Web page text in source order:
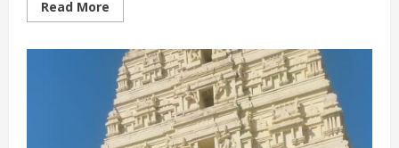
Read More
more
seva,
Nandheeswara
puuja
paroksha
seva
in
Srisaila
temple